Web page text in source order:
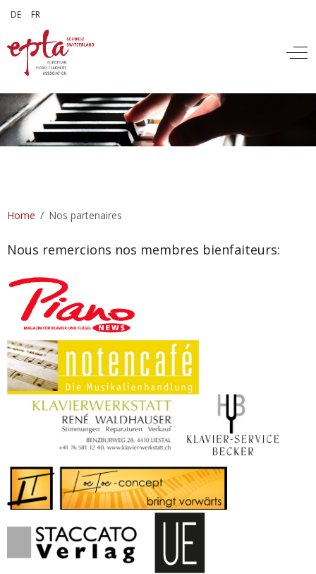
Sélectionnez votre langue
DE FR
Off-
Home Nos partenaires
Nous remercions nos membres bienfaiteurs: